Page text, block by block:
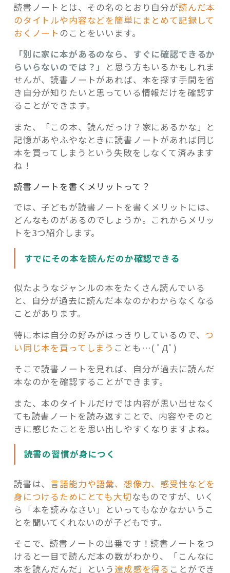
読書ノートとは、その名のとおり自分が読んだ本
のタイトルや内容などを簡単にまとめて記録して
おくノート のことをいいます。
「別に家に本があるのなら、すぐに確認できるか
らいらないのでは？」
と思う方もいるかもしれま
せんが、読書ノートがあれば、本を探す手間を省
き自分が知りたいと思っている情報だけを確認す
ることができます。
また、「この本、読んだっけ？家にあるかな」と
記憶があやふやなときに読書ノートがあれば同じ
本を買ってしまうという失敗をしなくて済みます
ね！
読書ノートを書くメリットって？
では、子どもが読書ノートを書くメリットには、
どんなものがあるのでしょうか。これからメリッ
トを3つ紹介します。
すでにその本を読んだのか確認できる
似たようなジャンルの本をたくさん読んでいる
と、自分が過去に読んだ本なのかわからなくなる
ことがあります。
特に本は自分の好みがはっきりしているので、 つ
い同じ本を買ってしまう ことも…( ﾟДﾟ)
そこで読書ノートを見れば、自分が過去に読んだ
本なのかを確認することができます。
また、本のタイトルだけでは内容が思い出せなく
ても読書ノートを読み返すことで、内容やそのと
きに感じたことを思い出しやすくなりますよね。
読書の習慣が身につく
読書は、 言語能力や語彙、想像力、感受性などを
身につけるためにとても大切なものですが、いく
ら「本を読みなさい」といってもなかなかいうこ
とを聞いてくれないのが子どもです。
そこで、読書ノートの出番です！読書ノートをつ
けると一目で読んだ本の数がわかり、「こんなに
本を読んだんだ」という達成感を得る ことができ